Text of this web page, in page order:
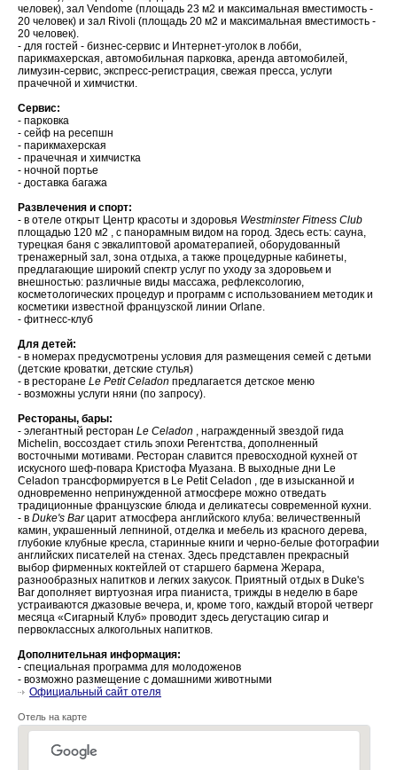
человек), зал Vendome (площадь 23 м2 и максимальная вместимость -
20 человек) и зал Rivoli (площадь 20 м2 и максимальная вместимость -
20 человек).
- для гостей - бизнес-сервис и Интернет-уголок в лобби,
парикмахерская, автомобильная парковка, аренда автомобилей,
лимузин-сервис, экспресс-регистрация, свежая пресса, услуги
прачечной и химчистки.
Сервис:
- парковка
- сейф на ресепшн
- парикмахерская
- прачечная и химчистка
- ночной портье
- доставка багажа
Развлечения и спорт:
- в отеле открыт Центр красоты и здоровья Westminster Fitness Club
площадью 120 м2 , с панорамным видом на город. Здесь есть: сауна,
турецкая баня с эвкалиптовой ароматерапией, оборудованный
тренажерный зал, зона отдыха, а также процедурные кабинеты,
предлагающие широкий спектр услуг по уходу за здоровьем и
внешностью: различные виды массажа, рефлексологию,
косметологических процедур и программ с использованием методик и
косметики известной французской линии Orlane.
- фитнесс-клуб
Для детей:
- в номерах предусмотрены условия для размещения семей с детьми
(детские кроватки, детские стулья)
- в ресторане Le Petit Celadon предлагается детское меню
- возможны услуги няни (по запросу).
Рестораны, бары:
- элегантный ресторан Le Celadon , награжденный звездой гида
Michelin, воссоздает стиль эпохи Регентства, дополненный
восточными мотивами. Ресторан славится превосходной кухней от
искусного шеф-повара Кристофа Муазана. В выходные дни Le
Celadon трансформируется в Le Petit Celadon , где в изысканной и
одновременно непринужденной атмосфере можно отведать
традиционные французские блюда и деликатесы современной кухни.
- в Duke's Barцарит атмосфера английского клуба: величественный
камин, украшенный лепниной, отделка и мебель из красного дерева,
глубокие клубные кресла, старинные книги и черно-белые фотографии
английских писателей на стенах. Здесь представлен прекрасный
выбор фирменных коктейлей от старшего бармена Жерара,
разнообразных напитков и легких закусок. Приятный отдых в Duke's
Bar дополняет виртуозная игра пианиста, трижды в неделю в баре
устраиваются джазовые вечера, и, кроме того, каждый второй четверг
месяца «Сигарный Клуб» проводит здесь дегустацию сигар и
первоклассных алкогольных напитков.
Дополнительная информация:
- специальная программа для молодоженов
- возможно размещение с домашними животными
Официальный сайт отеля
Отель на карте